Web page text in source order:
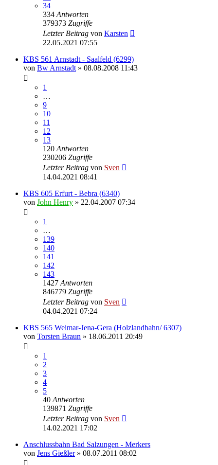
34
334 Antworten
379373 Zugriffe
Letzter Beitrag von Karsten
22.05.2021 07:55
KBS 561 Arnstadt - Saalfeld (6299)
von Bw Arnstadt » 08.08.2008 11:43
1
…
9
10
11
12
13
120 Antworten
230206 Zugriffe
Letzter Beitrag von Sven
14.04.2021 08:41
KBS 605 Erfurt - Bebra (6340)
von John Henry » 22.04.2007 07:34
1
…
139
140
141
142
143
1427 Antworten
846779 Zugriffe
Letzter Beitrag von Sven
04.04.2021 07:24
KBS 565 Weimar-Jena-Gera (Holzlandbahn/ 6307)
von Torsten Braun » 18.06.2011 20:49
1
2
3
4
5
40 Antworten
139871 Zugriffe
Letzter Beitrag von Sven
14.02.2021 17:02
Anschlussbahn Bad Salzungen - Merkers
von Jens Gießler» 08.07.2011 08:02